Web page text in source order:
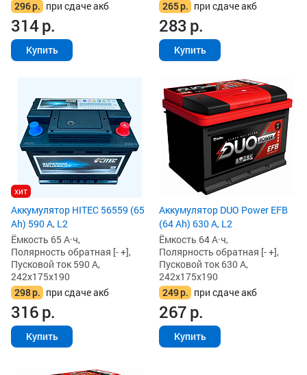
296р. при сдаче акб
314р.
Купить
265р. при сдаче акб
283р.
Купить
хит
Аккумулятор HITEC 56559 (65
Ah) 590 А, L2
Ёмкость 65 А·ч,
Полярность обратная [- +],
Пусковой ток 590 А,
242x175x190
298р. при сдаче акб
316р.
Купить
Аккумулятор DUO Power EFB
(64 Ah) 630 А, L2
Ёмкость 64 А·ч,
Полярность обратная [- +],
Пусковой ток 630 А,
242x175x190
249р. при сдаче акб
267р.
Купить